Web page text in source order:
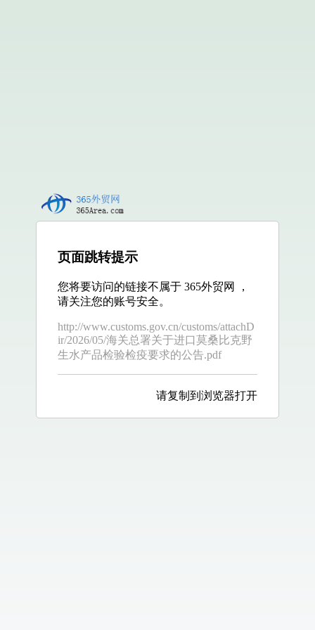
页面跳转提示
您将要访问的链接不属于 365外贸网 ，
请关注您的账号安全。
http://www.customs.gov.cn/customs/attachD
ir/2026/05/海关总署关于进口莫桑比克野
生水产品检验检疫要求的公告.pdf
请复制到浏览器打开